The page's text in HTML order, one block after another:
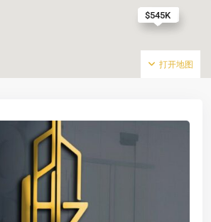
$2.8M
$320K
$545K
打开地图